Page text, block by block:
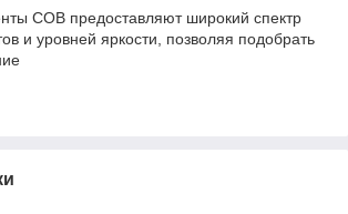
COB предоставляют широкий спектр
и уровней яркости, позволяя подобрать